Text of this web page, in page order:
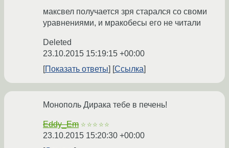
максвел получается зря старался со своми
уравнениями, и мракобесы его не читали
Deleted
23.10.2015 15:19:15 +00:00
Показать ответы
Ссылка
Монополь Дирака тебе в печень!
Eddy_Em ☆☆☆☆☆
23.10.2015 15:20:30 +00:00